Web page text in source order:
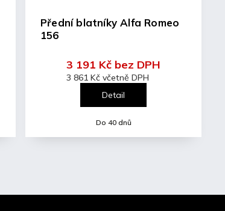
Přední blatníky Alfa Romeo
156
Do 40 dnů
3 861 Kč včetně DPH
3 191 Kč bez DPH
Detail